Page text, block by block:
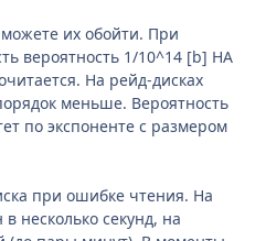
их обойти. При
вероятность 1/10^14 [b] НА
На рейд-дисках
меньше. Вероятность
по экспоненте с размером
при ошибке чтения. На
несколько секунд, на